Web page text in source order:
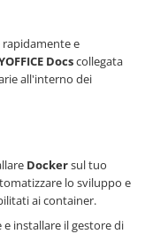
e
Docscollegata
all'interno dei
Dockersul tuo
lo sviluppo e
ai container.
e installare il gestore di